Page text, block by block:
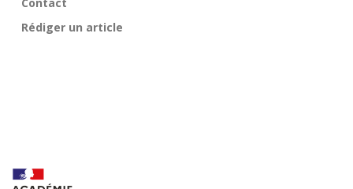
Rédiger un article